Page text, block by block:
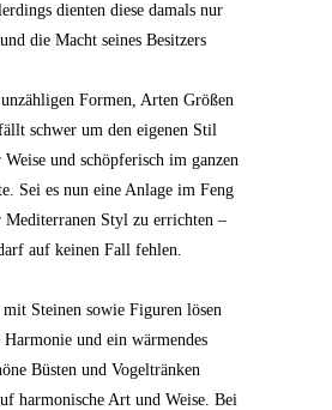
dienten diese damals nur
die Macht seines Besitzers
Formen, Arten Größen
schwer um den eigenen Stil
und schöpferisch im ganzen
Sei es nun eine Anlage im Feng
Mediterranen Styl zu errichten –
auf keinen Fall fehlen.
Steinen sowie Figuren lösen
und ein wärmendes
Büsten und Vogeltränken
harmonische Art und Weise. Bei